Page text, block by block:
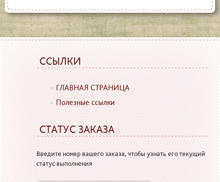
ССЫЛКИ
ГЛАВНАЯ СТРАНИЦА
Полезные ссылки
СТАТУС ЗАКАЗА
Введите номер вашего заказа, чтобы узнать его текущий
статус выполнения